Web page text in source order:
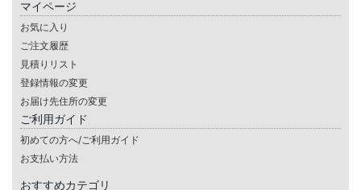
マイページ
お気に入り
ご注文履歴
見積りリスト
登録情報の変更
お届け先住所の変更
ご利用ガイド
初めての方へ/ご利用ガイド
お支払い方法
おすすめカテゴリ